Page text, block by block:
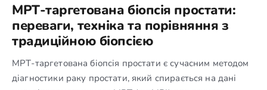
МРТ-таргетована біопсія простати:
переваги, техніка та порівняння з
традиційною біопсією
МРТ-таргетована біопсія простати є сучасним методом
діагностики раку простати, який спирається на дані